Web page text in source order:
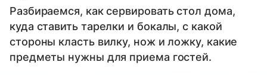
Разбираемся, как сервировать стол дома,
куда ставить тарелки и бокалы, с какой
стороны класть вилку, нож и ложку, какие
предметы нужны для приема гостей.